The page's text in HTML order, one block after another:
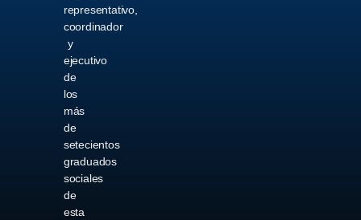
representativo,
coordinador
y
ejecutivo
de
los
más
de
setecientos
graduados
sociales
de
esta